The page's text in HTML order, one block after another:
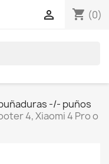
shopping_cart (0)

-/- puños
4, Xiaomi 4 Pro o